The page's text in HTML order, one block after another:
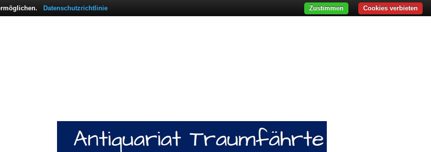
Datenschutzrichtlinie Cookies verbieten
Zustimmen